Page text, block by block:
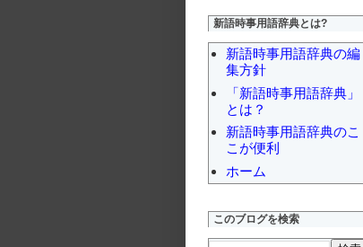
新語時事用語辞典とは?
新語時事用語辞典の編
集方針
「新語時事用語辞典」
とは？
新語時事用語辞典のこ
こが便利
ホーム
このブログを検索